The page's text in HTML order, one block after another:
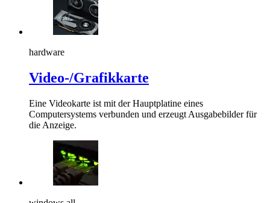
hardware
Video-/Grafikkarte
Eine Videokarte ist mit der Hauptplatine eines
Computersystems verbunden und erzeugt Ausgabebilder für
die Anzeige.